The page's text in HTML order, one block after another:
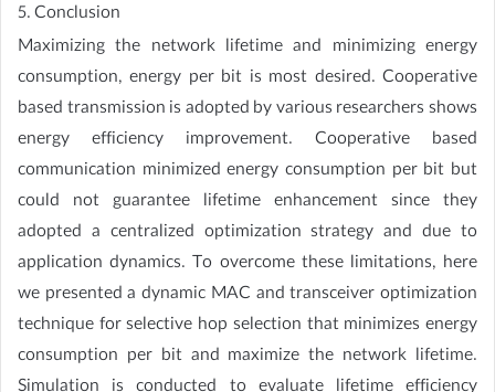
5. Conclusion
Maximizing the network lifetime and minimizing energy
consumption, energy per bit is most desired. Cooperative
based transmission is adopted by various researchers shows
energy efficiency improvement. Cooperative based
communication minimized energy consumption per bit but
could not guarantee lifetime enhancement since they
adopted a centralized optimization strategy and due to
application dynamics. To overcome these limitations, here
we presented a dynamic MAC and transceiver optimization
technique for selective hop selection that minimizes energy
consumption per bit and maximize the network lifetime.